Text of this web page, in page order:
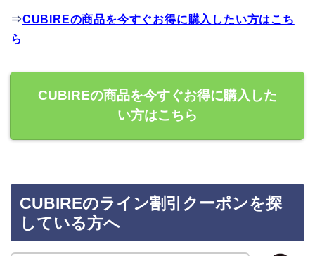
⇒CUBIREの商品を今すぐお得に購入したい方はこち
ら
CUBIREの商品を今すぐお得に購入した
い方はこちら
CUBIREのライン割引クーポンを探
している方へ